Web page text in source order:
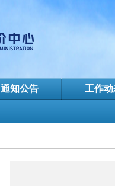
通知公告 工作动